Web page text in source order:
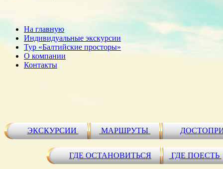
На главную
Индивидуальные экскурсии
Тур «Балтийские просторы»
О компании
Контакты
ЭКСКУРСИИ МАРШРУТЫ
ГДЕ ОСТАНОВИТЬСЯ ГДЕ ПОЕСТЬ